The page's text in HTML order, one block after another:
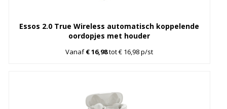
Essos 2.0 True Wireless automatisch koppelende
oordopjes met houder
Vanaf€ 16,98tot € 16,98 p/st